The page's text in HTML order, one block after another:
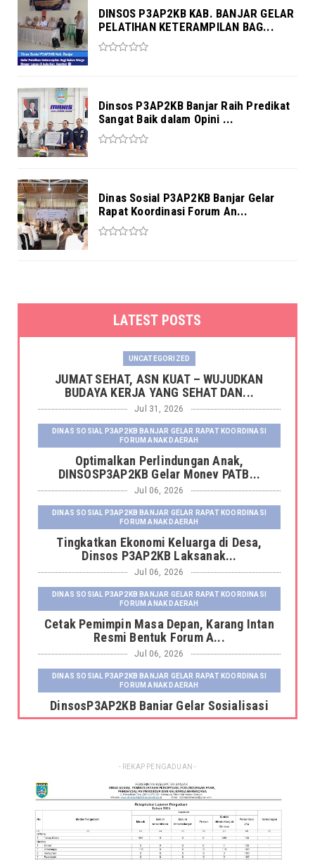
DINSOS P3AP2KB KAB. BANJAR GELAR
PELATIHAN KETERAMPILAN BAG...
Dinsos P3AP2KB Banjar Raih Predikat
Sangat Baik dalam Opini ...
Dinas Sosial P3AP2KB Banjar Gelar
Rapat Koordinasi Forum An...
LATEST POSTS
UNCATEGORIZED
JUMAT SEHAT, ASN KUAT – WUJUDKAN
BUDAYA KERJA YANG SEHAT DAN...
Jul 31, 2026
DINAS SOSIAL P3AP2KB BANJAR GELAR RAPAT KOORDINASI
FORUM ANAK DAERAH
Optimalkan Perlindungan Anak,
DINSOSP3AP2KB Gelar Monev PATB...
Jul 06, 2026
DINAS SOSIAL P3AP2KB BANJAR GELAR RAPAT KOORDINASI
FORUM ANAK DAERAH
Tingkatkan Ekonomi Keluarga di Desa,
Dinsos P3AP2KB Laksanak...
Jul 06, 2026
DINAS SOSIAL P3AP2KB BANJAR GELAR RAPAT KOORDINASI
FORUM ANAK DAERAH
Cetak Pemimpin Masa Depan, Karang Intan
Resmi Bentuk Forum A...
Jul 06, 2026
DINAS SOSIAL P3AP2KB BANJAR GELAR RAPAT KOORDINASI
FORUM ANAK DAERAH
DinsosP3AP2KB Banjar Gelar Sosialisasi
Pemutakhiran dan Pemb...
FORUM ANAK DAERAH
Kepala Dinas Sosial P3AP2KB Kabupaten
Banjar Serahkan Fasili...
Jun 23, 2026
DINSOS P3AP2KB BANJAR GELAR RAKOR SISTEM INFORMASI
KELUARGA TAHUN 2026
- REKAP PENGADUAN -